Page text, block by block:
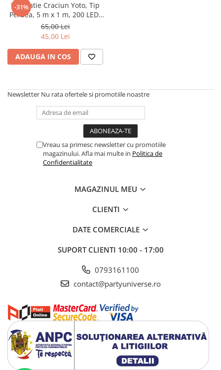
-31%
Instalatie Craciun Yoto, Tip
Perdea, 5 m x 1 m, 200 LED-
uri, Prelungitor 1.5 m, 8 Jocuri
de Lumini, Interconectabila,
Fir transparent,
Interior/Exterior, Alb Cald
65,00 Lei
45,00 Lei
ADAUGA IN COS
Newsletter Nu rata ofertele si promotiile noastre
Vreau sa primesc newsletter cu promotiile
magazinului. Afla mai multe in Politica de
Confidentialitate
MAGAZINUL MEU
CLIENTI
DATE COMERCIALE
SUPORT CLIENTI 10:00 - 17:00
0793161100
contact@partyuniverse.ro